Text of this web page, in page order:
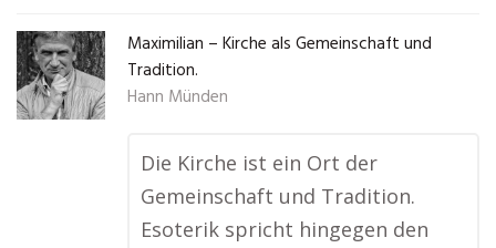
Maximilian – Kirche als Gemeinschaft und
Tradition.
Hann Münden
Die Kirche ist ein Ort der
Gemeinschaft und Tradition.
Esoterik spricht hingegen den